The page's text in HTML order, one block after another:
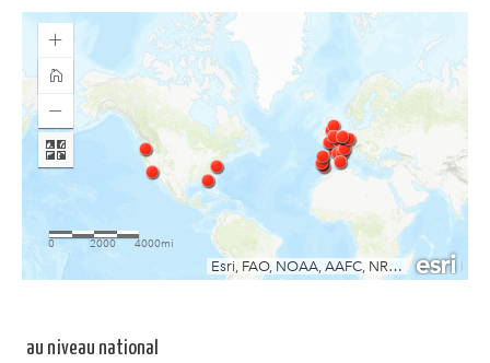
Emplois/Stages/Formations
Science pour tou·te·s
Actualités
au niveau national